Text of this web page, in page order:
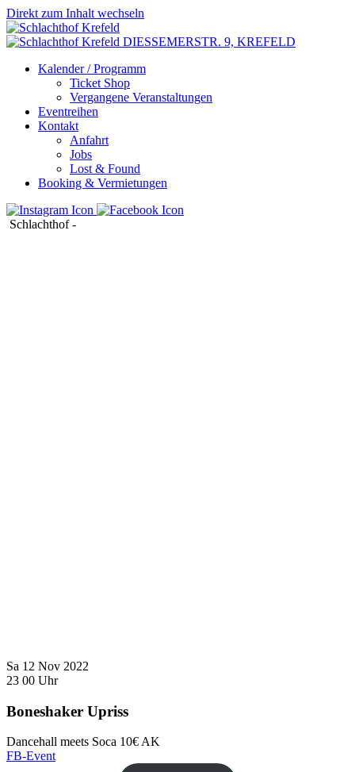
Direkt zum Inhalt wechseln
DIESSEMERSTR. 9, KREFELD
Kalender / Programm
Ticket Shop
Vergangene Veranstaltungen
Eventreihen
Kontakt
Anfahrt
Jobs
Lost & Found
Booking & Vermietungen
Schlachthof-
Sa 12 Nov 2022
23 00 Uhr
Boneshaker Upriss
Dancehall meets Soca 10€ AK
FB-Event